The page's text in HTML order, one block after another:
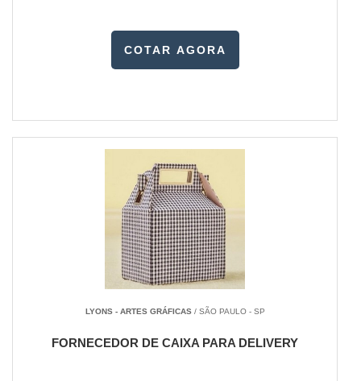
COTAR AGORA
LYONS - ARTES GRÁFICAS/ SÃO PAULO - SP
FORNECEDOR DE CAIXA PARA DELIVERY